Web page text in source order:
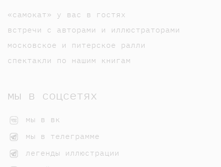
«самокат» у вас в гостях
встречи с авторами и иллюстраторами
московское и питерское ралли
спектакли по нашим книгам
мы в соцсетях
мы в вк
мы в телеграмме
легенды иллюстрации